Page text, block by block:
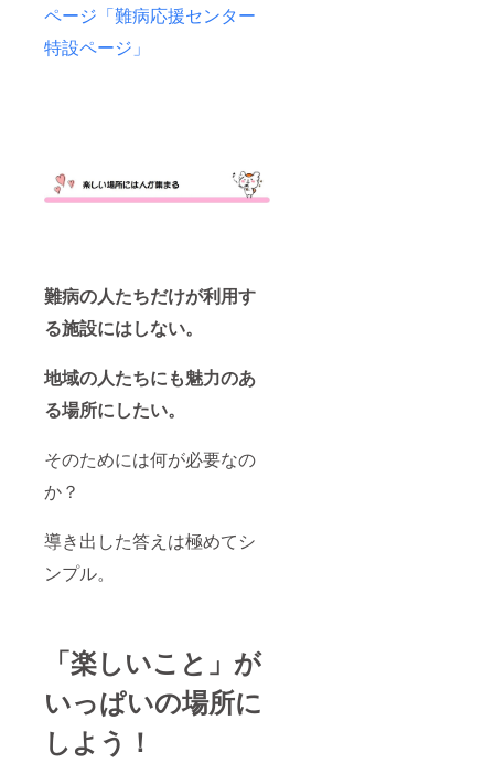
ページ「難病応援センター
特設ページ」
難病の人たちだけが利用す
る施設にはしない。
地域の人たちにも魅力のあ
る場所にしたい。
そのためには何が必要なの
か？
導き出した答えは極めてシ
ンプル。
「楽しいこと」が
いっぱいの場所に
しよう！